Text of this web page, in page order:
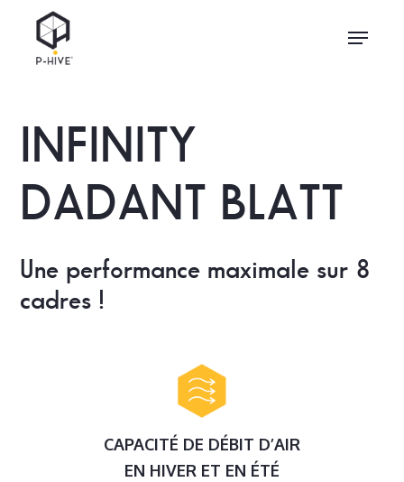
Menu
INFINITY
DADANT BLATT
Une performance maximale sur 8
cadres !
CAPACITÉ DE DÉBIT D’AIR
EN HIVER ET EN ÉTÉ